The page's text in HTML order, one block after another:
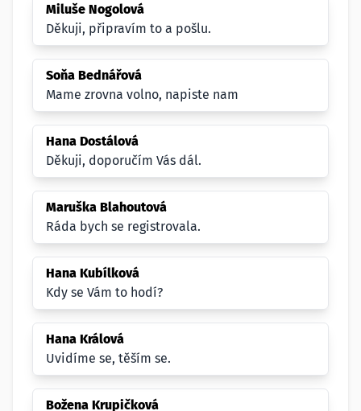
Miluše Nogolová
Děkuji, připravím to a pošlu.
Soňa Bednářová
Mame zrovna volno, napiste nam
Hana Dostálová
Děkuji, doporučím Vás dál.
Maruška Blahoutová
Ráda bych se registrovala.
Hana Kubílková
Kdy se Vám to hodí?
Hana Králová
Uvidíme se, těším se.
Božena Krupičková